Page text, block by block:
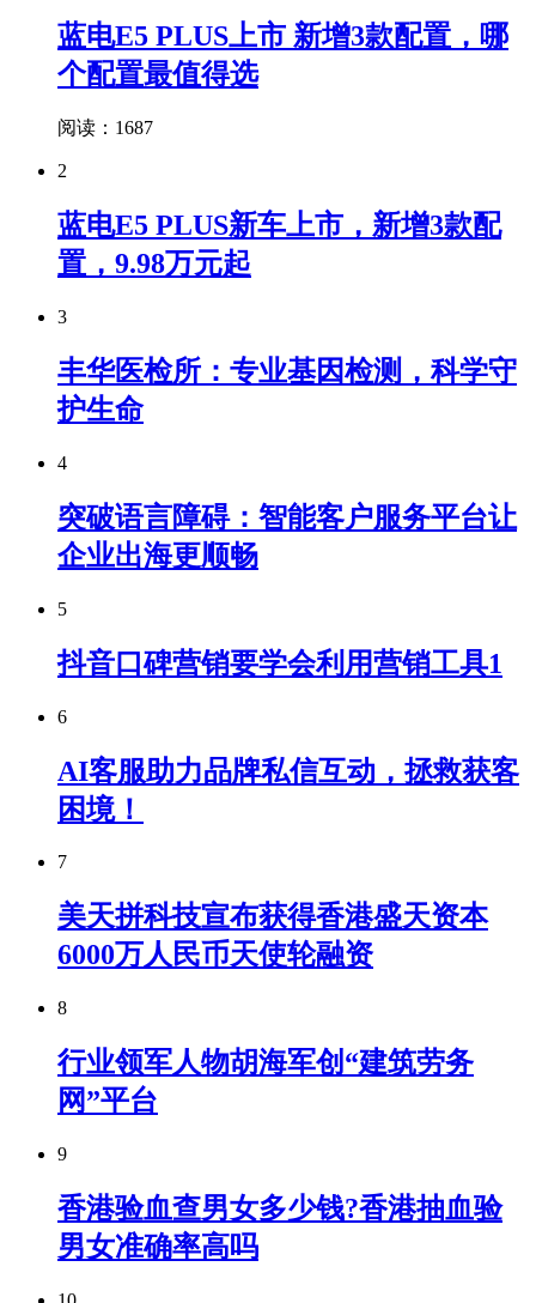
蓝电E5 PLUS上市 新增3款配置，哪
个配置最值得选
阅读：1687
2
蓝电E5 PLUS新车上市，新增3款配
置，9.98万元起
3
丰华医检所：专业基因检测，科学守
护生命
4
突破语言障碍：智能客户服务平台让
企业出海更顺畅
5
抖音口碑营销要学会利用营销工具1
6
AI客服助力品牌私信互动，拯救获客
困境！
7
美天拼科技宣布获得香港盛天资本
6000万人民币天使轮融资
8
行业领军人物胡海军创“建筑劳务
网”平台
9
香港验血查男女多少钱?香港抽血验
男女准确率高吗